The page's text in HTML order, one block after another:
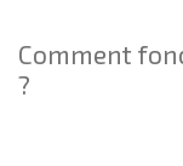
Comment
?